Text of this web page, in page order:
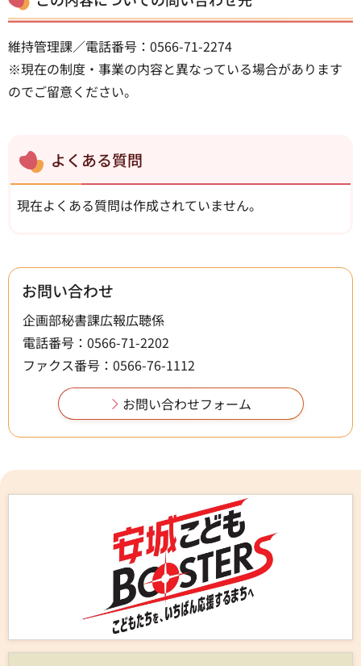
維持管理課／電話番号：0566-71-2274
※現在の制度・事業の内容と異なっている場合があります
のでご留意ください。
よくある質問
現在よくある質問は作成されていません。
お問い合わせ
企画部秘書課広報広聴係
電話番号：0566-71-2202
ファクス番号：0566-76-1112